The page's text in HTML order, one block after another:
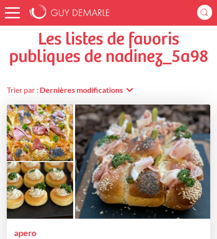
Accueil nadinez_5a98 Listes de favoris
Les listes de favoris
publiques de nadinez_5a98
Trier par : Dernières modifications
apero